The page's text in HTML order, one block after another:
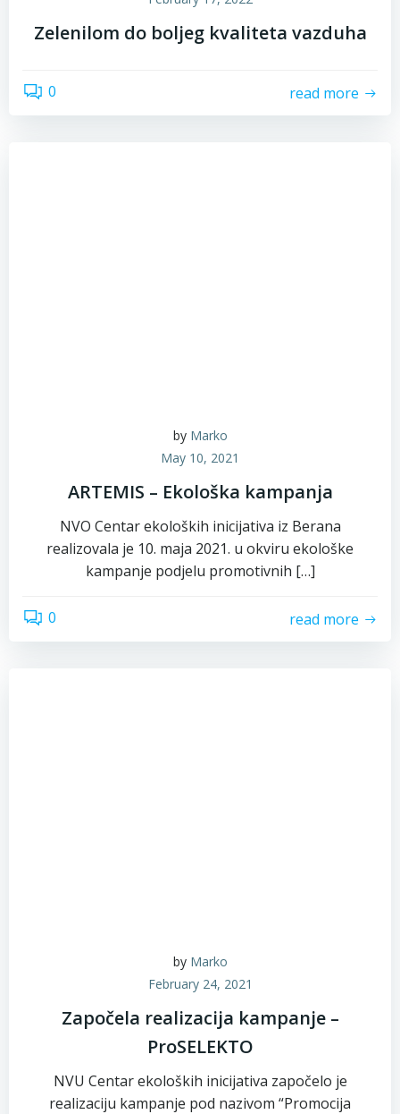
Zelenilom do boljeg kvaliteta vazduha
0 read more
by Marko
May 10, 2021
ARTEMIS – Ekološka kampanja
NVO Centar ekoloških inicijativa iz Berana
realizovala je 10. maja 2021. u okviru ekološke
kampanje podjelu promotivnih […]
0 read more
by Marko
February 24, 2021
Započela realizacija kampanje –
ProSELEKTO
NVU Centar ekoloških inicijativa započelo je
realizaciju kampanje pod nazivom “Promocija